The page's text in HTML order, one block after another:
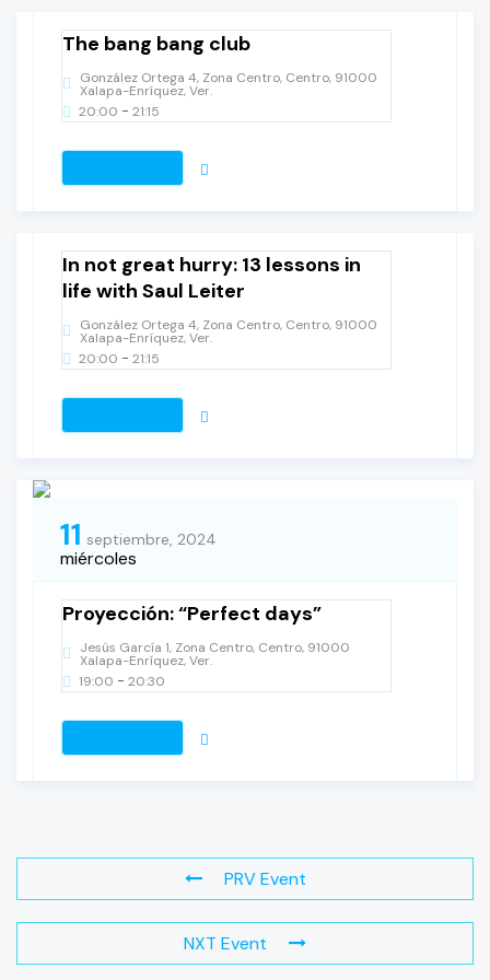
The bang bang club
González Ortega 4, Zona Centro, Centro, 91000
Xalapa-Enríquez, Ver.
20:00 - 21:15
11 septiembre, 2025
In not great hurry: 13 lessons in
life with Saul Leiter
González Ortega 4, Zona Centro, Centro, 91000
Xalapa-Enríquez, Ver.
20:00 - 21:15
11 septiembre, 2024
miércoles
Proyección: “Perfect days”
Jesús García 1, Zona Centro, Centro, 91000
Xalapa-Enríquez, Ver.
19:00 - 20:30
PRV Event
NXT Event